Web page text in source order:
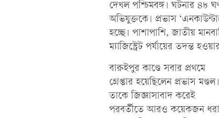
দেখল পশ্চিমবঙ্গ। ঘটনার ৪৮
অভিযুক্তকে। প্রভাস
হচ্ছে। পাশাপাশি, জাতীয়
ম্যাজিস্ট্রেট পর্যায়ের তদন্ত
বারুইপুর কাণ্ডে সবার প্রথমে
গ্রেপ্তার হয়েছিলেন প্রভাস মণ্ডল।
তাকে জিজ্ঞাসাবাদ করেই
পরবর্তীতে আরও কয়েকজন ধরা